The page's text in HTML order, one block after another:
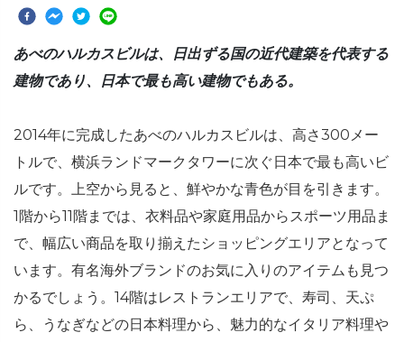
あべのハルカスビルは、日出ずる国の近代建築を代表する
建物であり、日本で最も高い建物でもある。
2014年に完成したあべのハルカスビルは、高さ300メー
トルで、横浜ランドマークタワーに次ぐ日本で最も高いビ
ルです。上空から見ると、鮮やかな青色が目を引きます。
1階から11階までは、衣料品や家庭用品からスポーツ用品ま
で、幅広い商品を取り揃えたショッピングエリアとなって
います。有名海外ブランドのお気に入りのアイテムも見つ
かるでしょう。14階はレストランエリアで、寿司、天ぷ
ら、うなぎなどの日本料理から、魅力的なイタリア料理や